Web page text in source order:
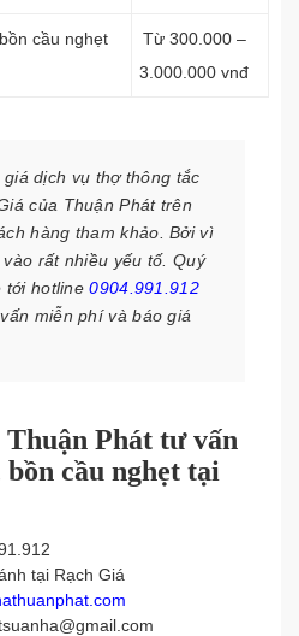
cầu nghẹt
Từ 300.000 –
3.000.000 vnđ
giá dịch vụ thợ thông tắc
của Thuận Phát trên
hàng tham khảo. Bởi vì
rất nhiều yếu tố. Quý
tới hotline0904.991.912
miễn phí và báo giá
Phát tư vấn
cầu nghẹt tại
tại Rạch Giá